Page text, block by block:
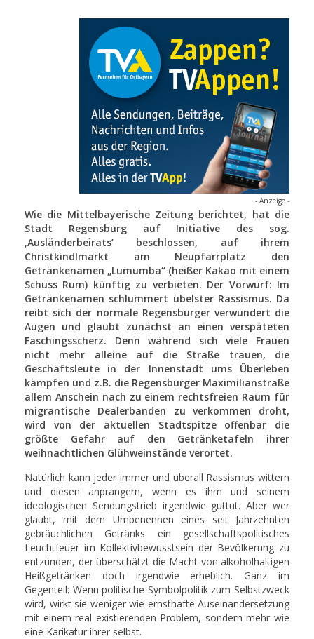
- Anzeige -
Wie die Mittelbayerische Zeitung berichtet, hat die
Stadt Regensburg auf Initiative des sog.
‚Ausländerbeirats’ beschlossen, auf ihrem
Christkindlmarkt am Neupfarrplatz den
Getränkenamen „Lumumba“ (heißer Kakao mit einem
Schuss Rum) künftig zu verbieten. Der Vorwurf: Im
Getränkenamen schlummert übelster Rassismus. Da
reibt sich der normale Regensburger verwundert die
Augen und glaubt zunächst an einen verspäteten
Faschingsscherz. Denn während sich viele Frauen
nicht mehr alleine auf die Straße trauen, die
Geschäftsleute in der Innenstadt ums Überleben
kämpfen und z.B. die Regensburger Maximilianstraße
allem Anschein nach zu einem rechtsfreien Raum für
migrantische Dealerbanden zu verkommen droht,
wird von der aktuellen Stadtspitze offenbar die
größte Gefahr auf den Getränketafeln ihrer
weihnachtlichen Glühweinstände verortet.
Natürlich kann jeder immer und überall Rassismus wittern
und diesen anprangern, wenn es ihm und seinem
ideologischen Sendungstrieb irgendwie guttut. Aber wer
glaubt, mit dem Umbenennen eines seit Jahrzehnten
gebräuchlichen Getränks ein gesellschaftspolitisches
Leuchtfeuer im Kollektivbewusstsein der Bevölkerung zu
entzünden, der überschätzt die Macht von alkoholhaltigen
Heißgetränken doch irgendwie erheblich. Ganz im
Gegenteil: Wenn politische Symbolpolitik zum Selbstzweck
wird, wirkt sie weniger wie ernsthafte Auseinandersetzung
mit einem real existierenden Problem, sondern mehr wie
eine Karikatur ihrer selbst.